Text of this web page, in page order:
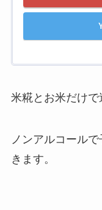
米糀とお米だけ
ノンアルコール
きます。